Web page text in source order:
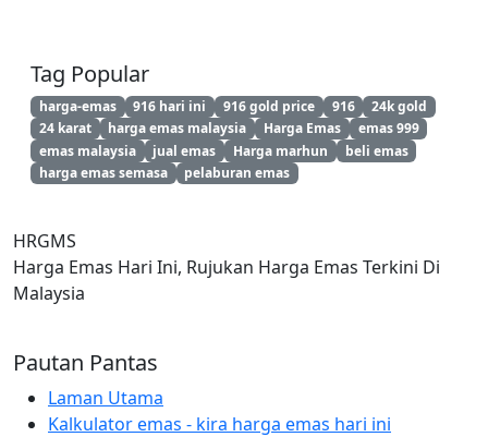
Tag Popular
harga-emas 916 hari ini 916 gold price 916
24k gold
24 karat
harga emas malaysia Harga Emas
emas 999
emas malaysia
jual emas Harga marhun
beli emas
harga emas semasa
pelaburan emas
HRGMS
Harga Emas Hari Ini, Rujukan Harga Emas Terkini Di
Malaysia
Pautan Pantas
Laman Utama
Kalkulator emas - kira harga emas hari ini